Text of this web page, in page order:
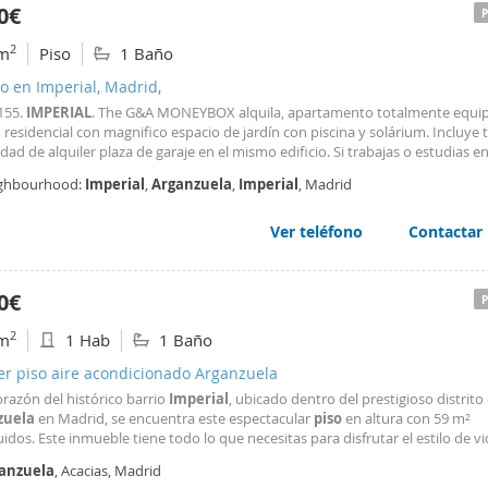
La residencia se completa con una plaza de garaje privada, un valor
en esta ubicación tan céntrica. En definitiva, una oportunidad
confort y ubicación se unen para ofrecer una experiencia de vida única.
más propiedades como esta entra en dizaconsultores.com Convertimos
2 Piso 1 Baño
en Imperial, Madrid,
IMPERIAL. The G&A MONEYBOX alquila, apartamento totalmente
con magnifico espacio de jardín con piscina y solárium. Incluye
de alquiler plaza de garaje en el mismo edificio. Si trabajas o estudias
Imperial,Arganzuela, Imperial, Madrid
Ver teléfono Contactar
2 1 Hab 1 Baño
piso aire acondicionado Arganzuela
del histórico barrio Imperial, ubicado dentro del prestigioso distrito
en Madrid, se encuentra este espectacular pisoen altura con 59 m²
Este inmueble tiene todo lo que necesitas para disfrutar el estilo de
y comodidad en una de las zonas con más tradición
, Acacias, Madrid